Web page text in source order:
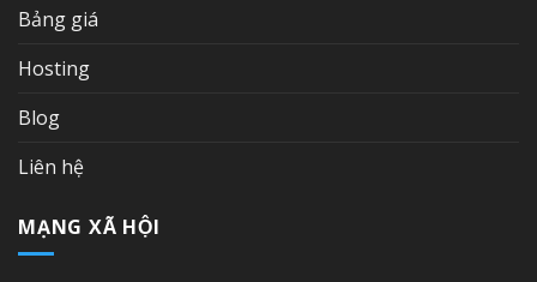
Bảng giá
Hosting
Blog
Liên hệ
MẠNG XÃ HỘI